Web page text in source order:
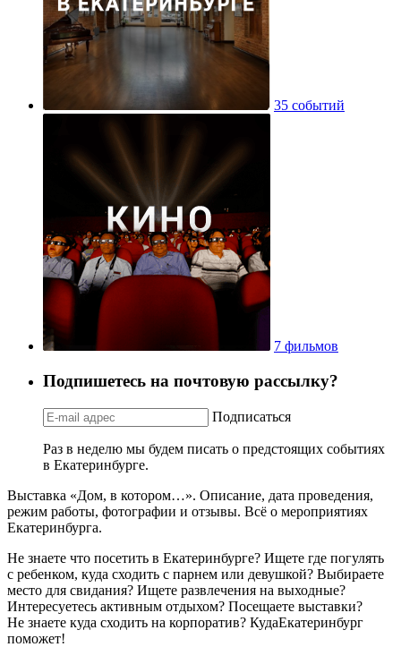
35 событий
7 фильмов
Подпишетесь на почтовую рассылку?
Подписаться
Раз в неделю мы будем писать о предстоящих событиях
в Екатеринбурге.
Выставка «Дом, в котором…». Описание, дата проведения,
режим работы, фотографии и отзывы. Всё о мероприятиях
Екатеринбурга.
Не знаете что посетить в Екатеринбурге? Ищете где погулять
с ребенком, куда сходить с парнем или девушкой? Выбираете
место для свидания? Ищете развлечения на выходные?
Интересуетесь активным отдыхом? Посещаете выставки?
Не знаете куда сходить на корпоратив? КудаЕкатеринбург
поможет!